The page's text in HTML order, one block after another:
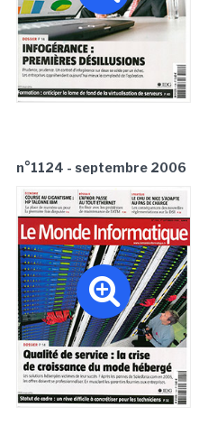
n°1124 - septembre 2006